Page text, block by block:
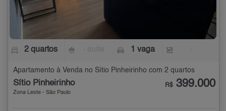
2 quartos 1 vaga
Apartamento à Venda no Sítio Pinheirinho com 2 quartos
Sítio Pinheirinho
Zona Leste - São Paulo
R$ 399.000